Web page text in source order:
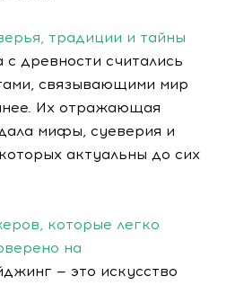
традиции и тайны
с древности считались
связывающими мир
Их отражающая
мифы, суеверия и
актуальны до сих
которые легко
на
— это искусство